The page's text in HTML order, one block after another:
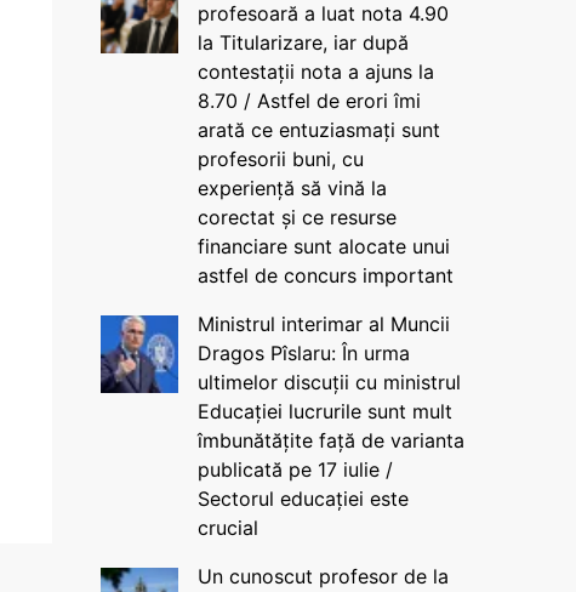
profesoară a luat nota 4.90
la Titularizare, iar după
contestații nota a ajuns la
8.70 / Astfel de erori îmi
arată ce entuziasmați sunt
profesorii buni, cu
experiență să vină la
corectat și ce resurse
financiare sunt alocate unui
astfel de concurs important
Ministrul interimar al Muncii
Dragos Pîslaru: În urma
ultimelor discuții cu ministrul
Educației lucrurile sunt mult
îmbunătățite față de varianta
publicată pe 17 iulie /
Sectorul educației este
crucial
Un cunoscut profesor de la